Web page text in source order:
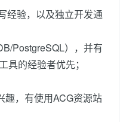
经验，以及独立开发通
PostgreSQL），并有
具的经验者优先；
趣，有使用ACG资源站